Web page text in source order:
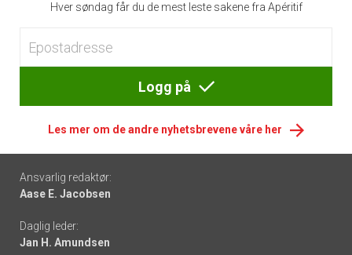
Hver søndag får du de mest leste sakene fra Apéritif
Logg på
Les mer om de andre nyhetsbrevene våre her
Footer
-
links
Ansvarlig redaktør:
Aase E. Jacobsen
Daglig leder:
Jan H. Amundsen